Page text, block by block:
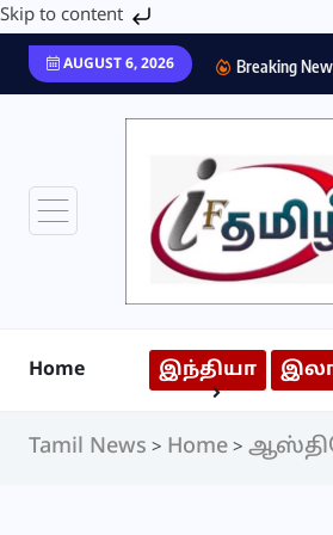
Skip to content
AUGUST 6, 2026 Breaking
Home இந்தியா
Tamil News > Home >